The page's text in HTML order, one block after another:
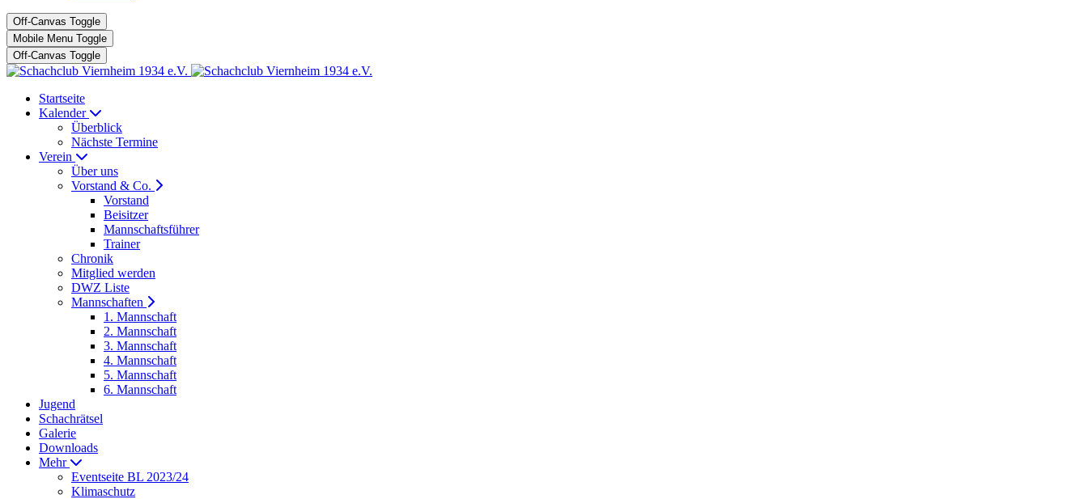
Off-Canvas Toggle
Mobile Menu Toggle
Off-Canvas Toggle
Startseite
Kalender
Überblick
Nächste Termine
Verein
Über uns
Vorstand & Co.
Vorstand
Beisitzer
Mannschaftsführer
Trainer
Chronik
Mitglied werden
DWZ Liste
Mannschaften
1. Mannschaft
2. Mannschaft
3. Mannschaft
4. Mannschaft
5. Mannschaft
6. Mannschaft
Jugend
Schachrätsel
Galerie
Downloads
Mehr
Eventseite BL 2023/24
Klimaschutz